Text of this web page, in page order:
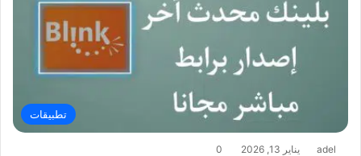
تطبيقات
adel يناير 13, 2026 0